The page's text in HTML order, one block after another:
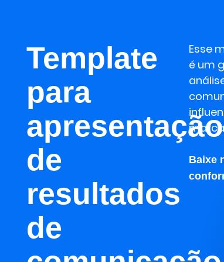
Template
para
apresentação
de
resultados
de
Esse
é um
Baixe